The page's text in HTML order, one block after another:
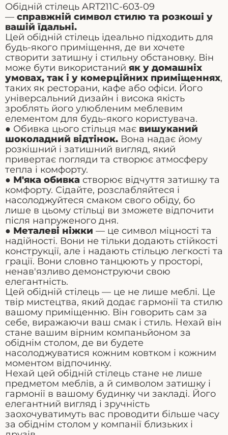
Обідній стілець ART211C-603-09
— справжній символ стилю та розкоші у
вашій їдальні.
Цей обідній стілець ідеально підходить для
будь-якого приміщення, де ви хочете
створити затишну і стильну обстановку. Він
може бути використаний як у домашніх
умовах, так і у комерційних приміщеннях,
таких як ресторани, кафе або офіси. Його
універсальний дизайн і висока якість
зроблять його улюбленим меблевим
елементом для будь-якого користувача.
● Обивка цього стільця має вишуканий
шоколадний відтінок. Вона надає йому
розкішний і затишний вигляд, який
привертає погляди та створює атмосферу
тепла і комфорту.
● М'яка обивка створює відчуття затишку та
комфорту. Сідайте, розслабляйтеся і
насолоджуйтеся смаком свого обіду, бо
лише в цьому стільці ви зможете відпочити
після напруженого дня.
● Металеві ніжки — це символ міцності та
надійності. Вони не тільки додають стійкості
конструкції, але і надають стільцю легкості та
грації. Вони словно танцюють у просторі,
ненав'язливо демонструючи свою
елегантність.
Цей обідній стілець — це не лише меблі. Це
твір мистецтва, який додає гармонії та стилю
вашому приміщенню. Він говорить сам за
себе, виражаючи ваш смак і стиль. Нехай він
стане вашим вірним компаньйоном за
обіднім столом, де ви будете
насолоджуватися кожним ковтком і кожним
моментом відпочинку.
Нехай цей обідній стілець стане не лише
предметом меблів, а й символом затишку і
гармонії в вашому будинку чи закладі. Його
елегантний вигляд і зручність
заохочуватимуть вас проводити більше часу
за обіднім столом у компанії близьких і